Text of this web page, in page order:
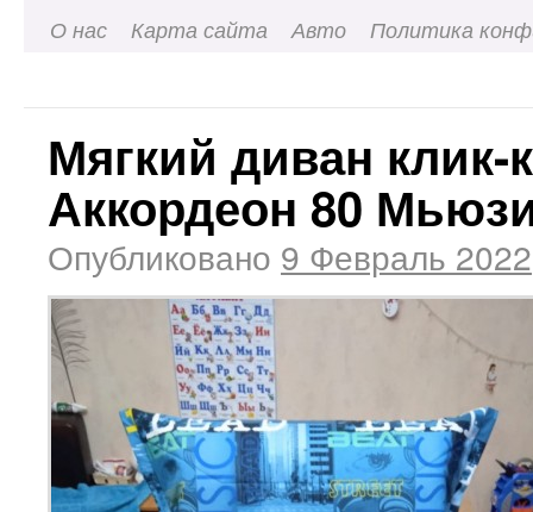
О нас
Карта сайта Авто Политика
Мягкий диван клик-
Аккордеон 80
Опубликовано 9 Февраль 2022